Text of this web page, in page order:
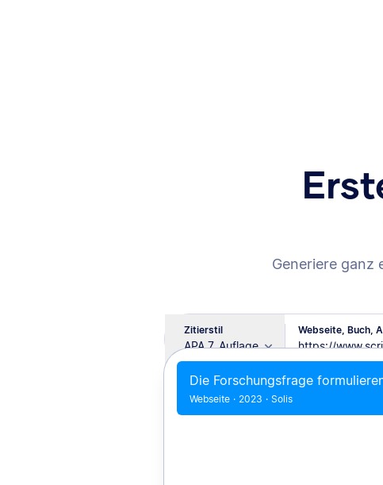
Generiere ganz
Webseite, Buch,
Zitierstil
APA 7. Auflage
Die Forschungsfrage
Webseite · 2023 · Solis